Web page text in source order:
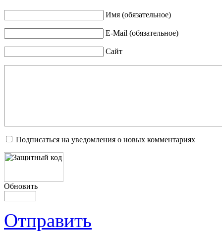
Имя (обязательное)
E-Mail (обязательное)
Сайт
Подписаться на уведомления о новых комментариях
Обновить
Отправить